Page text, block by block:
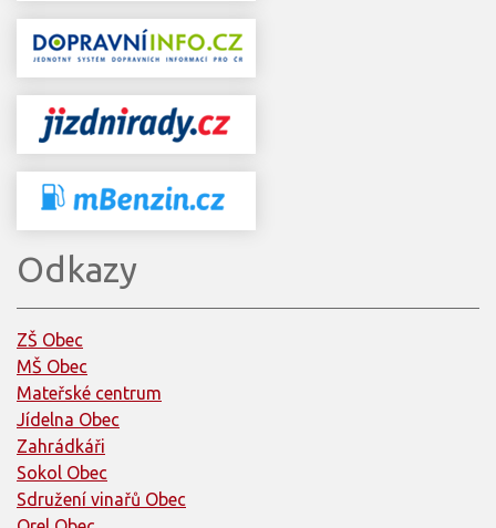
Odkazy
ZŠ Obec
MŠ Obec
Mateřské centrum
Jídelna Obec
Zahrádkáři
Sokol Obec
Sdružení vinařů Obec